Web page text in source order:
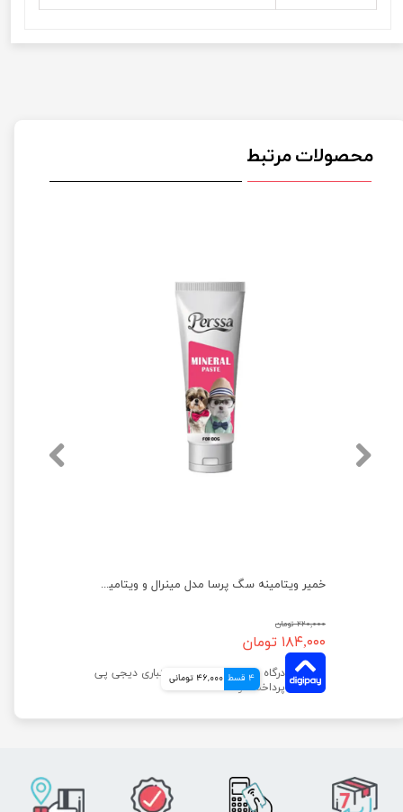
محصولات مرتبط
خمیر ویتامینه سگ پرسا مدل مینرال و ویتامین وزن 100 گرم
۲۲۰,۰۰۰ تومان
۱۸۴,۰۰۰ تومان
4 قسط 46,000 تومانی